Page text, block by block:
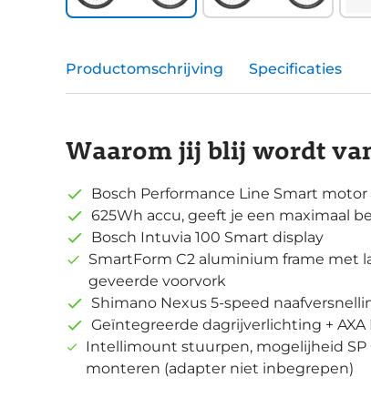
Productomschrijving Specificaties
Waarom jij blij wordt
Bosch Performance Line Smart
625Wh accu, geeft je een maximaal
Bosch Intuvia 100 Smart display
SmartForm C2 aluminium frame met
geveerde voorvork
Shimano Nexus 5-speed
Geïntegreerde dagrijverlichting +
Intellimount stuurpen, mogelijheid
monteren (adapter niet inbegrepen)